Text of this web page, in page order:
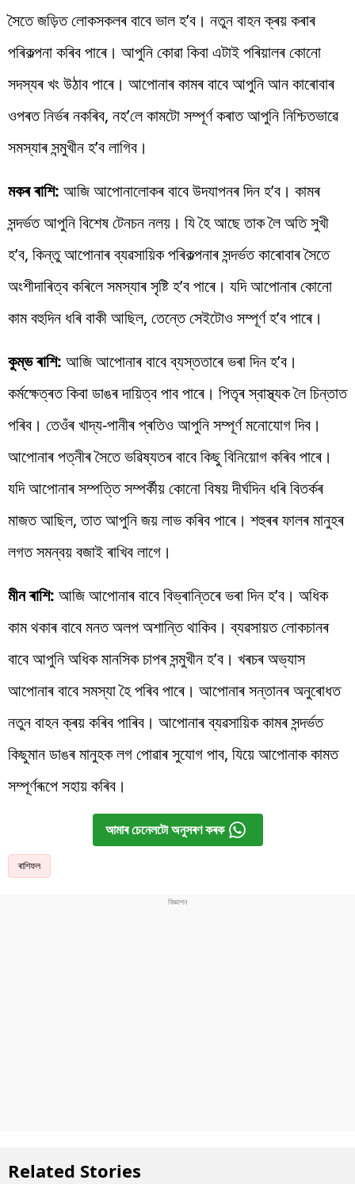
সৈতে জড়িত লোকসকলৰ বাবে ভাল হ’ব। নতুন বাহন ক্ৰয় কৰাৰ
পৰিকল্পনা কৰিব পাৰে। আপুনি কোৱা কিবা এটাই পৰিয়ালৰ কোনো
সদস্যৰ খং উঠাব পাৰে। আপোনাৰ কামৰ বাবে আপুনি আন কাৰোবাৰ
ওপৰত নিৰ্ভৰ নকৰিব, নহ’লে কামটো সম্পূৰ্ণ কৰাত আপুনি নিশ্চিতভাৱে
সমস্যাৰ সন্মুখীন হ’ব লাগিব।
মকৰ ৰাশি: আজি আপোনালোকৰ বাবে উদযাপনৰ দিন হ’ব। কামৰ
সন্দৰ্ভত আপুনি বিশেষ টেনচন নলয়। যি হৈ আছে তাক লৈ অতি সুখী
হ’ব, কিন্তু আপোনাৰ ব্যৱসায়িক পৰিকল্পনাৰ সন্দৰ্ভত কাৰোবাৰ সৈতে
অংশীদাৰিত্ব কৰিলে সমস্যাৰ সৃষ্টি হ’ব পাৰে। যদি আপোনাৰ কোনো
কাম বহুদিন ধৰি বাকী আছিল, তেন্তে সেইটোও সম্পূৰ্ণ হ’ব পাৰে।
কুম্ভ ৰাশি: আজি আপোনাৰ বাবে ব্যস্ততাৰে ভৰা দিন হ’ব।
কৰ্মক্ষেত্ৰত কিবা ডাঙৰ দায়িত্ব পাব পাৰে। পিতৃৰ স্বাস্থ্যক লৈ চিন্তাত
পৰিব। তেওঁৰ খাদ্য-পানীৰ প্ৰতিও আপুনি সম্পূৰ্ণ মনোযোগ দিব।
আপোনাৰ পত্নীৰ সৈতে ভৱিষ্যতৰ বাবে কিছু বিনিয়োগ কৰিব পাৰে।
যদি আপোনাৰ সম্পত্তি সম্পৰ্কীয় কোনো বিষয় দীৰ্ঘদিন ধৰি বিতৰ্কৰ
মাজত আছিল, তাত আপুনি জয় লাভ কৰিব পাৰে। শহুৰৰ ফালৰ মানুহৰ
লগত সমন্বয় বজাই ৰাখিব লাগে।
মীন ৰাশি: আজি আপোনাৰ বাবে বিভ্ৰান্তিৰে ভৰা দিন হ’ব। অধিক
কাম থকাৰ বাবে মনত অলপ অশান্তি থাকিব। ব্যৱসায়ত লোকচানৰ
বাবে আপুনি অধিক মানসিক চাপৰ সন্মুখীন হ’ব। খৰচৰ অভ্যাস
আপোনাৰ বাবে সমস্যা হৈ পৰিব পাৰে। আপোনাৰ সন্তানৰ অনুৰোধত
নতুন বাহন ক্ৰয় কৰিব পাৰিব। আপোনাৰ ব্যৱসায়িক কামৰ সন্দৰ্ভত
কিছুমান ডাঙৰ মানুহক লগ পোৱাৰ সুযোগ পাব, যিয়ে আপোনাক কামত
সম্পূৰ্ণৰূপে সহায় কৰিব।
আমাৰ চেনেলটো অনুসৰণ কৰক
ৰাশিফল
Related Stories